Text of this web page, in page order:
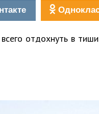
отдохнуть в